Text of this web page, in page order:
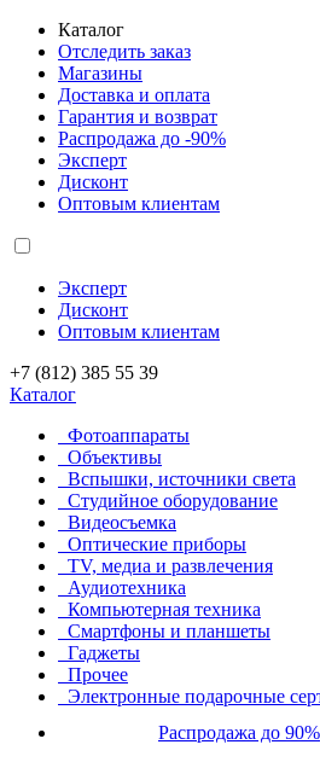
Каталог
Отследить заказ
Магазины
Доставка и оплата
Гарантия и возврат
Распродажа до -90%
Эксперт
Дисконт
Оптовым клиентам
Эксперт
Дисконт
Оптовым клиентам
+7 (812) 385 55 39
Каталог
Фотоаппараты
Объективы
Вспышки, источники света
Студийное оборудование
Видеосъемка
Оптические приборы
TV, медиа и развлечения
Аудиотехника
Компьютерная техника
Смартфоны и планшеты
Гаджеты
Прочее
Электронные подарочные
Распродажа до 90%